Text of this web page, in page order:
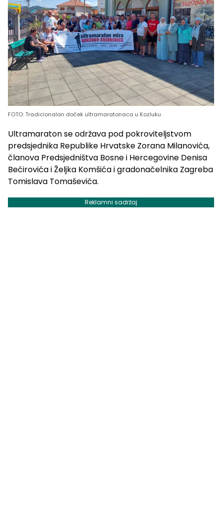
FOTO: Tradicionalan doček ultramaratonaca u Kozluku
Ultramaraton se održava pod pokroviteljstvom
predsjednika Republike Hrvatske Zorana Milanovića,
članova Predsjedništva Bosne i Hercegovine Denisa
Bećirovića i Željka Komšića i gradonačelnika Zagreba
Tomislava Tomaševića.
Reklamni sadržaj